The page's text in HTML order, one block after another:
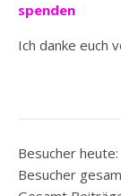
spenden
Ich danke euch
Besucher heute:
Besucher